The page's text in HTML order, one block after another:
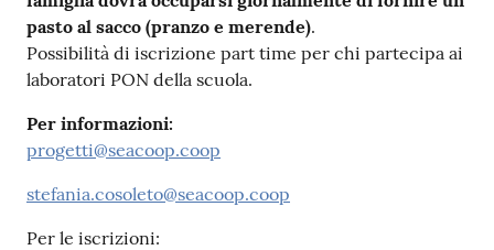
pasto al sacco (pranzo e merende).
Possibilità di iscrizione part time per chi partecipa ai
laboratori PON della scuola.
Per informazioni:
progetti@seacoop.coop
stefania.cosoleto@seacoop.coop
Per le iscrizioni: